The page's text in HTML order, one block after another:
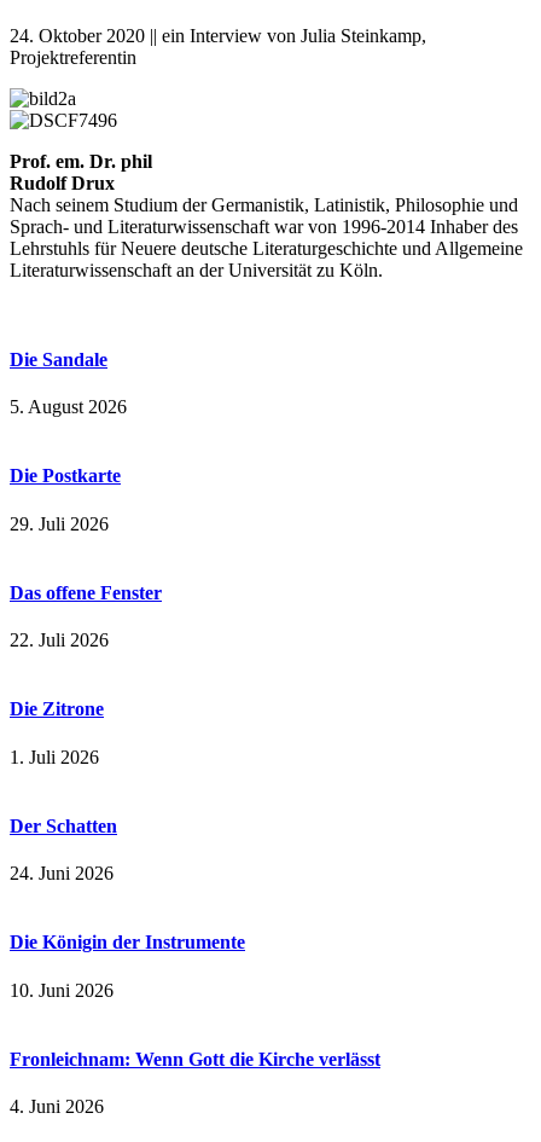
24. Oktober 2020 || ein Interview von Julia Steinkamp,
Projektreferentin
Prof. em. Dr. phil
Rudolf Drux
Nach seinem Studium der Germanistik, Latinistik, Philosophie und
Sprach- und Literaturwissenschaft war von 1996-2014 Inhaber des
Lehrstuhls für Neuere deutsche Literaturgeschichte und Allgemeine
Literaturwissenschaft an der Universität zu Köln.
Die Sandale
5. August 2026
Die Postkarte
29. Juli 2026
Das offene Fenster
22. Juli 2026
Die Zitrone
1. Juli 2026
Der Schatten
24. Juni 2026
Die Königin der Instrumente
10. Juni 2026
Fronleichnam: Wenn Gott die Kirche verlässt
4. Juni 2026